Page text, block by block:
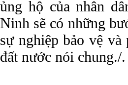
ủng hộ của nhân
Ninh sẽ có những
sự nghiệp bảo vệ
đất nước nói chung./.